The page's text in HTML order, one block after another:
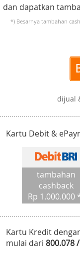
dan dapatkan
*) Besarnya tambahan
dijual
Kartu Debit &
tambahan
cashback
Rp 1.000.000
Kartu Kredit
mulai dari 800.078